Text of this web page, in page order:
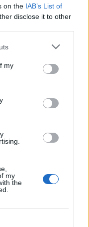
on the IAB’s List of
disclose it to other
my
my
the
Αγαπηδάκη για δωρεάν